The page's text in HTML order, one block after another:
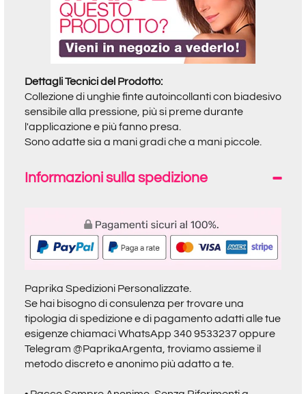
Dettagli Tecnici del Prodotto:
Collezione di unghie finte autoincollanti con biadesivo
sensibile alla pressione, più si preme durante
l'applicazione e più fanno presa.
Sono adatte sia a mani gradi che a mani piccole.
Informazioni sulla spedizione
Paprika Spedizioni Personalizzate.
Se hai bisogno di consulenza per trovare una
tipologia di spedizione e di pagamento adatti alle tue
esigenze chiamaciWhatsApp 340 9533237 oppure
Telegram @PaprikaArgenta, troviamo assieme il
metodo discreto e anonimo più adatto a te.